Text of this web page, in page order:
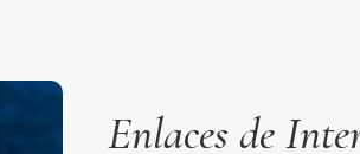
Enlaces de